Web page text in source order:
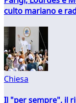
culto mariano e
Chiesa
Il "per sempre", il